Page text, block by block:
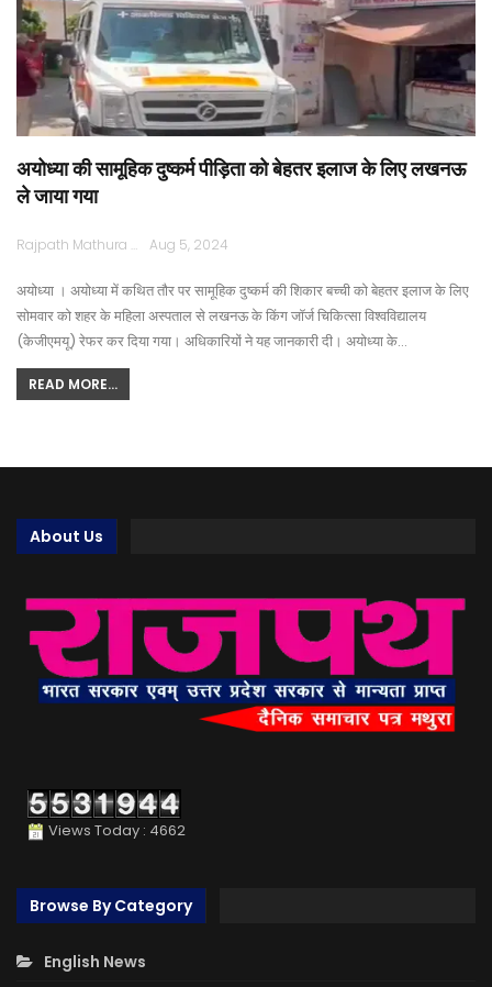
अयोध्या की सामूहिक दुष्कर्म पीड़िता को बेहतर इलाज के लिए लखनऊ
ले जाया गया
Rajpath Mathura Aug 5, 2024
अयोध्या । अयोध्या में कथित तौर पर सामूहिक दुष्कर्म की शिकार बच्ची को बेहतर इलाज के लिए
सोमवार को शहर के महिला अस्पताल से लखनऊ के किंग जॉर्ज चिकित्सा विश्वविद्यालय
(केजीएमयू) रेफर कर दिया गया। अधिकारियों ने यह जानकारी दी। अयोध्या के…
READ MORE...
About Us
Views Today : 4662
Browse By Category
English News